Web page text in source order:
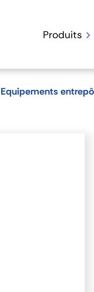
Produits
Equipements